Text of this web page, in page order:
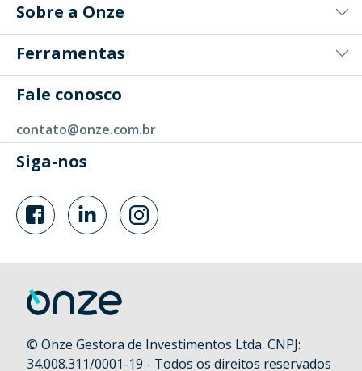
Sobre a Onze
Ferramentas
Fale conosco
contato@onze.com.br
Siga-nos
© Onze Gestora de Investimentos Ltda. CNPJ:
34.008.311/0001-19 - Todos os direitos reservados